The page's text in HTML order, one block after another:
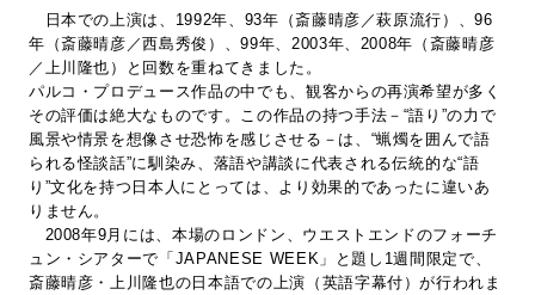
日本での上演は、1992年、93年（斎藤晴彦／萩原流行）、96
年（斎藤晴彦／西島秀俊）、99年、2003年、2008年（斎藤晴彦
／上川隆也）と回数を重ねてきました。
パルコ・プロデュース作品の中でも、観客からの再演希望が多く
その評価は絶大なものです。この作品の持つ手法－“語り”の力で
風景や情景を想像させ恐怖を感じさせる－は、“蝋燭を囲んで語
られる怪談話”に馴染み、落語や講談に代表される伝統的な“語
り”文化を持つ日本人にとっては、より効果的であったに違いあ
りません。
2008年9月には、本場のロンドン、ウエストエンドのフォーチ
ュン・シアターで「JAPANESE WEEK」と題し1週間限定で、
斎藤晴彦・上川隆也の日本語での上演（英語字幕付）が行われま